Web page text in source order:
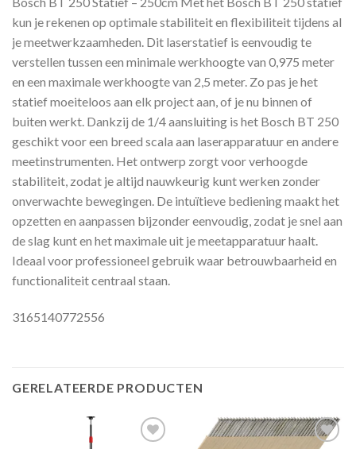
kun je rekenen op optimale stabiliteit en flexibiliteit tijdens al
je meetwerkzaamheden. Dit laserstatief is eenvoudig te
verstellen tussen een minimale werkhoogte van 0,975 meter
en een maximale werkhoogte van 2,5 meter. Zo pas je het
statief moeiteloos aan elk project aan, of je nu binnen of
buiten werkt. Dankzij de 1/4 aansluiting is het Bosch BT 250
geschikt voor een breed scala aan laserapparatuur en andere
meetinstrumenten. Het ontwerp zorgt voor verhoogde
stabiliteit, zodat je altijd nauwkeurig kunt werken zonder
onverwachte bewegingen. De intuïtieve bediening maakt het
opzetten en aanpassen bijzonder eenvoudig, zodat je snel aan
de slag kunt en het maximale uit je meetapparatuur haalt.
Ideaal voor professioneel gebruik waar betrouwbaarheid en
functionaliteit centraal staan.
3165140772556
GERELATEERDE PRODUCTEN